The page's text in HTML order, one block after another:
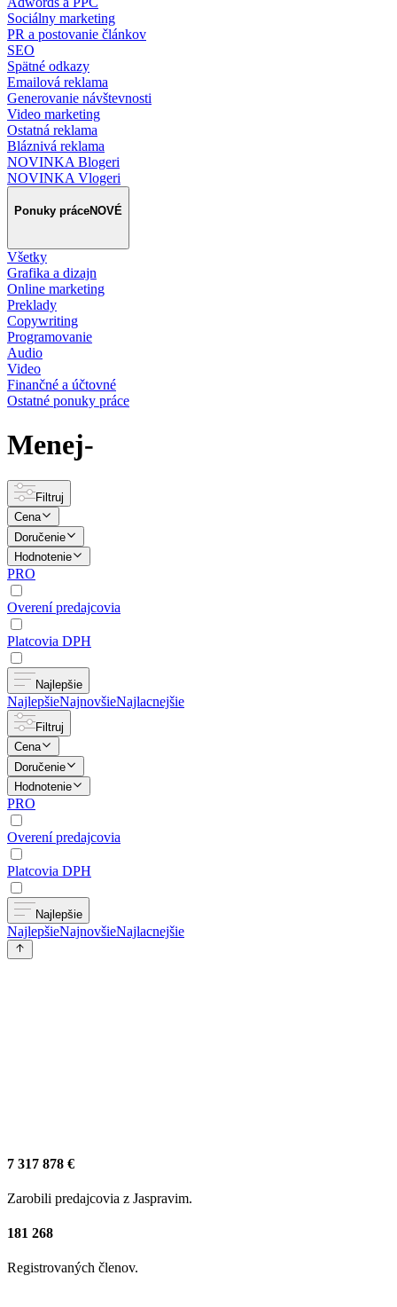
Sociálny marketing
PR a postovanie článkov
SEO
Spätné odkazy
Emailová reklama
Generovanie návštevnosti
Video marketing
Ostatná reklama
Bláznivá reklama
NOVINKA Blogeri
NOVINKA Vlogeri
Ponuky práceNOVÉ
Všetky
Grafika a dizajn
Online marketing
Preklady
Copywriting
Programovanie
Audio
Video
Finančné a účtovné
Ostatné ponuky práce
Menej-
Filtruj
Cena
Doručenie
Hodnotenie
PRO
Overení predajcovia
Platcovia DPH
Najlepšie
NajlepšieNajnovšieNajlacnejšie
Filtruj
Cena
Doručenie
Hodnotenie
PRO
Overení predajcovia
Platcovia DPH
Najlepšie
NajlepšieNajnovšieNajlacnejšie
7 317 878 €
Zarobili predajcovia z Jaspravim.
181 268
Registrovaných členov.